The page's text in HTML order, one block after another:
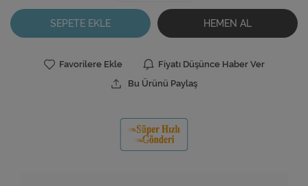
SEPETE EKLE HEMEN AL
Favorilere Ekle
Fiyatı Düşünce Haber Ver
Bu Ürünü Paylaş